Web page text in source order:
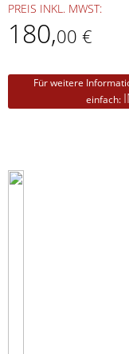
PREIS INKL. MWST:
180,00 €
Für weitere
einfach: